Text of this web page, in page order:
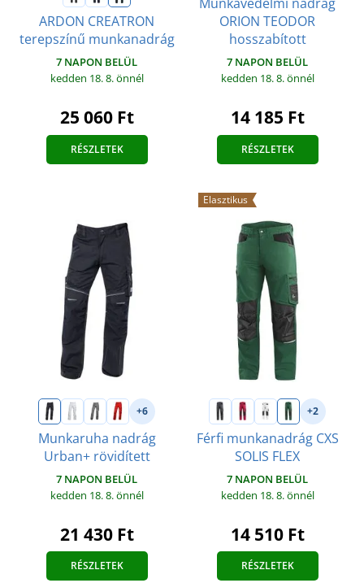
ARDON CREATRON
terepszínű munkanadrág
7 NAPON BELÜL
kedden 18. 8.önnél
25 060 Ft
RÉSZLETEK
ORION TEODOR
hosszabított
7 NAPON BELÜL
kedden 18. 8.önnél
14 185 Ft
RÉSZLETEK
+6
Munkaruha nadrág
Urban+ rövidített
7 NAPON BELÜL
kedden 18. 8.önnél
21 430 Ft
RÉSZLETEK
Elasztikus
+2
Férfi munkanadrág CXS
SOLIS FLEX
7 NAPON BELÜL
kedden 18. 8.önnél
14 510 Ft
RÉSZLETEK